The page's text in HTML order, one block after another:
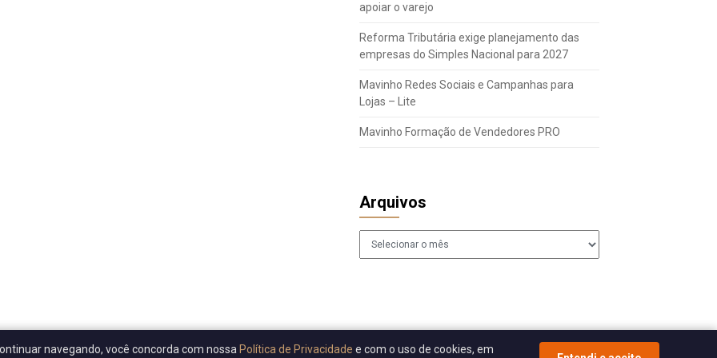
apoiar o varejo
Reforma Tributária exige planejamento das
empresas do Simples Nacional para 2027
Mavinho Redes Sociais e Campanhas para
Lojas – Lite
Mavinho Formação de Vendedores PRO
Arquivos
Arquivos
navegando, você concorda com nossa Política de Privacidade e com o uso de cookies, em